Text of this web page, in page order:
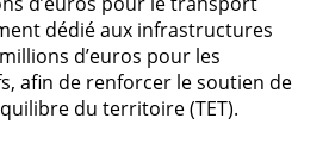
dédié aux infrastructures
d’euros pour les
afin de renforcer le soutien de
du territoire (TET).